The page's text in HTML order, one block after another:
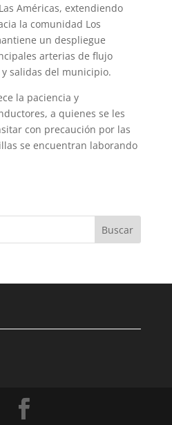
Américas, extendiendo
la comunidad Los
un despliegue
arterias de flujo
salidas del municipio.
la paciencia y
a quienes se les
con precaución por las
se encuentran laborando
Buscar